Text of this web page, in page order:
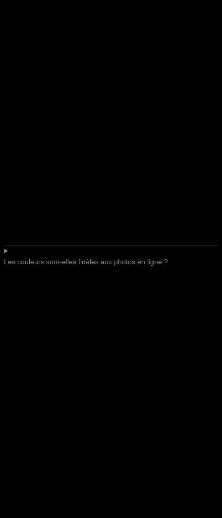
Les couleurs sont-elles fidèles aux photos en ligne ?